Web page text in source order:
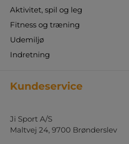
Aktivitet, spil og leg
Fitness og træning
Udemiljø
Indretning
Kundeservice
Ji Sport A/S
Maltvej 24, 9700 Brønderslev